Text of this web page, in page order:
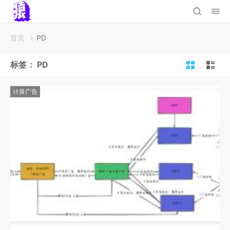
首页 PD
标签： PD
计算广告